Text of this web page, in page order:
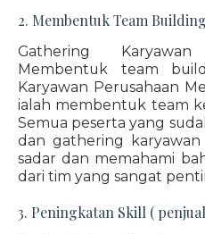
2. Membentuk Team
Gathering
Membentuk team
Karyawan Perusahaan
ialah membentuk team
Semua peserta yang
dan gathering
sadar dan memahami
dari tim yang sangat
3. Peningkatan Skill (